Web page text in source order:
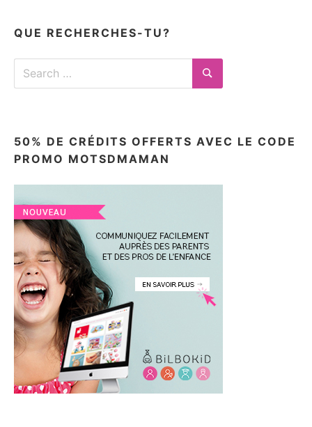
QUE RECHERCHES-TU?
Search
Search
50% DE CRÉDITS OFFERTS AVEC LE CODE
PROMO MOTSDMAMAN